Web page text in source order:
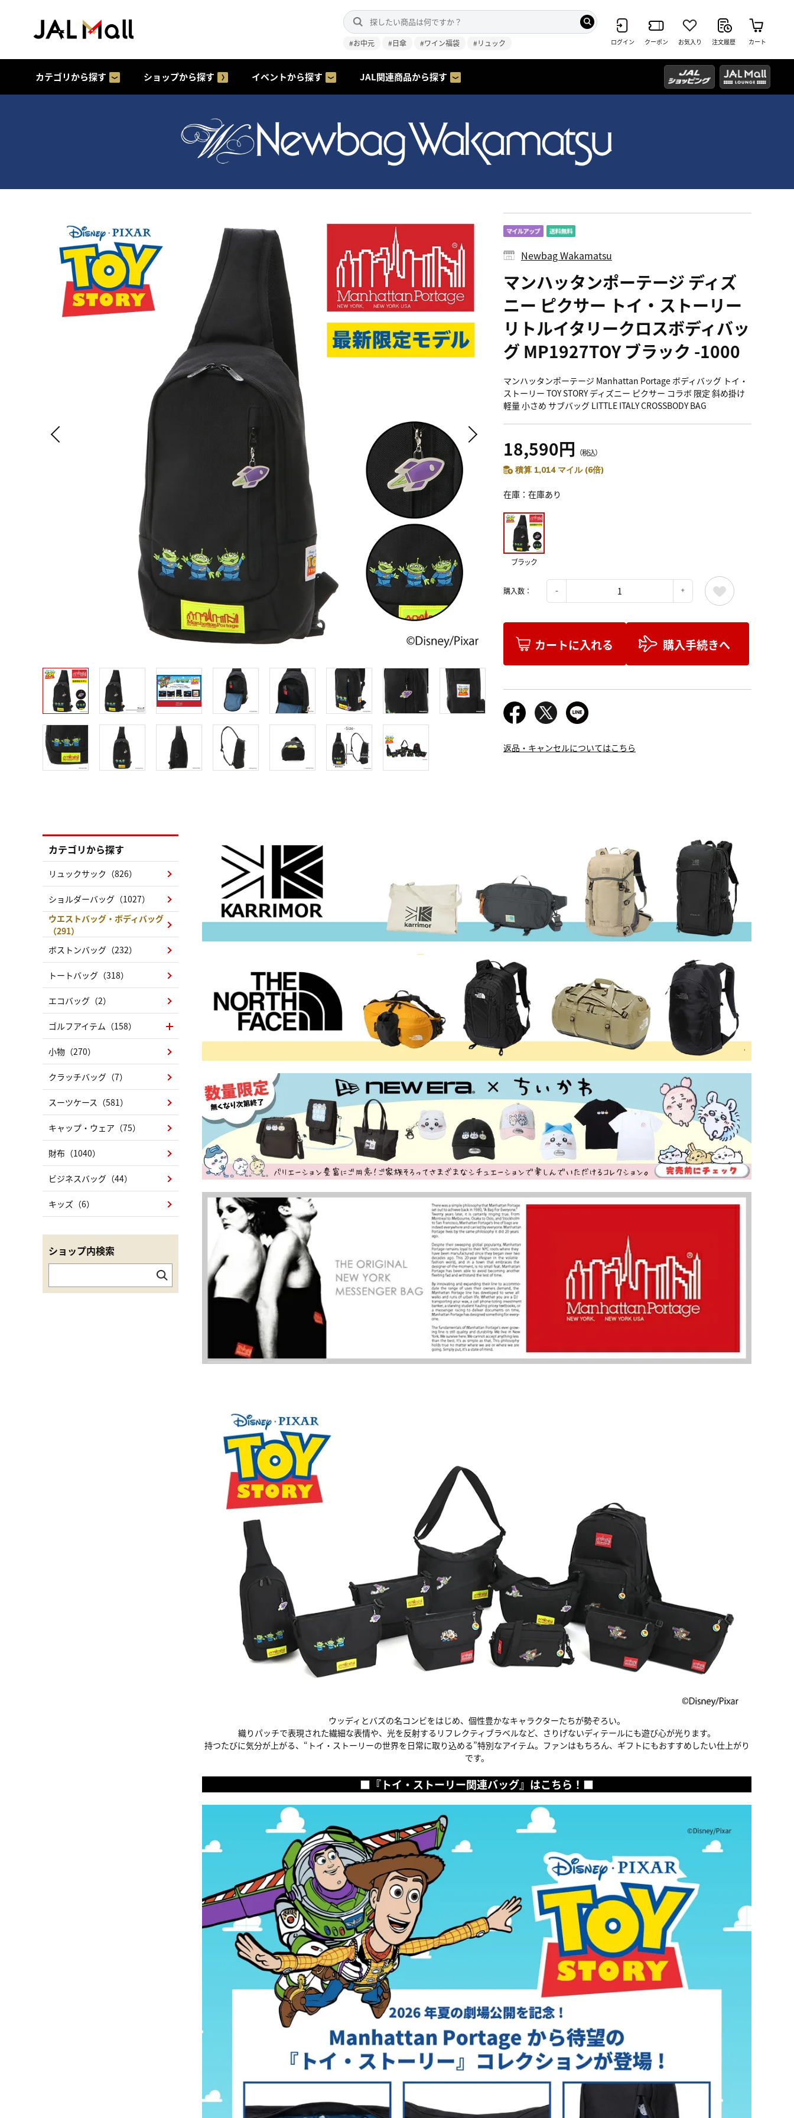
#お中元 #日傘 #ワイン福袋 #リュック ログイン クーポン お気入り 注文履歴 カート
カテゴリから探す ショップから探す イベントから探す JAL関連商品から探す
Newbag Wakamatsu
マンハッタンポーテージ ディズ
ニー ピクサー トイ・ストーリー
リトルイタリークロスボディバッ
グ MP1927TOY ブラック -1000
マンハッタンポーテージ Manhattan Portage ボディバッグ トイ・
ストーリー TOY STORY ディズニー ピクサー コラボ 限定 斜め掛け
軽量 小さめ サブバッグ LITTLE ITALY CROSSBODY BAG
18,590円 （税込）
積算 1,014 マイル (6倍)
在庫 在庫あり
ブラック
購入数：
カートに入れる 購入手続きへ
返品・キャンセルについてはこちら
ウッディとバズの名コンビをはじめ、個性豊かなキャラクターたちが勢ぞろい。
織りパッチで表現された繊細な表情や、光を反射するリフレクティブラベルなど、さりげないディテールにも遊び心が光ります。
持つたびに気分が上がる、“トイ・ストーリーの世界を日常に取り込める”特別なアイテム。ファンはもちろん、ギフトにもおすすめしたい仕上がり
です。
■『トイ・ストーリー関連バッグ』はこちら！■
カテゴリから探す
リュックサック（826）
ショルダーバッグ（1027）
ウエストバッグ・ボディバッグ
（291）
ボストンバッグ（232）
トートバッグ（318）
エコバッグ（2）
ゴルフアイテム（158）
小物（270）
クラッチバッグ（7）
スーツケース（581）
キャップ・ウェア（75）
財布（1040）
ビジネスバッグ（44）
キッズ（6）
ショップ内検索